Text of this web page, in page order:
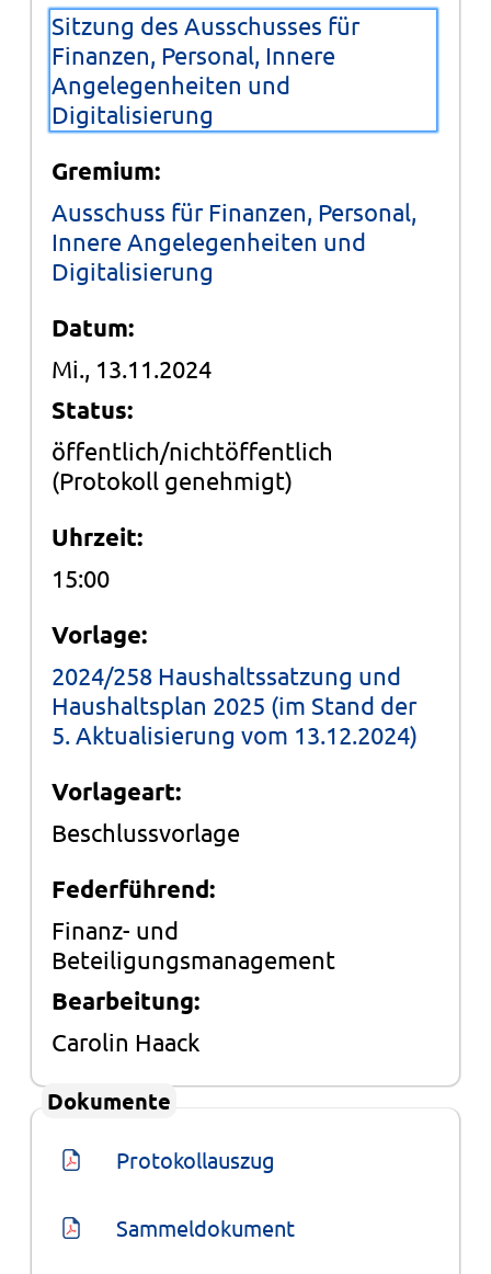
Sitzung des Ausschusses für
Finanzen, Personal, Innere
Angelegenheiten und
Digitalisierung
Gremium:
Ausschuss für Finanzen, Personal,
Innere Angelegenheiten und
Digitalisierung
Datum:
Mi., 13.11.2024
Status:
öffentlich/nichtöffentlich
(Protokoll genehmigt)
Uhrzeit:
15:00
Vorlage:
2024/258 Haushaltssatzung und
Haushaltsplan 2025 (im Stand der
5. Aktualisierung vom 13.12.2024)
Vorlageart:
Beschlussvorlage
Federführend:
Finanz- und
Beteiligungsmanagement
Bearbeitung:
Carolin Haack
Dokumente
Protokollauszug
Sammeldokument